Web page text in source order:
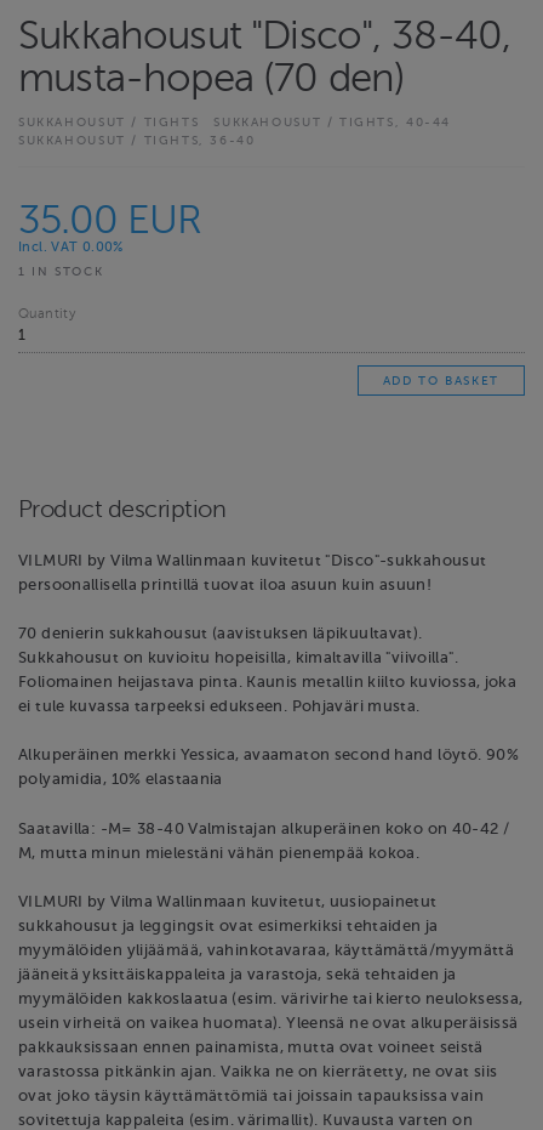
Sukkahousut "Disco", 38-40,
musta-hopea (70 den)
SUKKAHOUSUT / TIGHTS
SUKKAHOUSUT / TIGHTS, 40-44
SUKKAHOUSUT / TIGHTS, 36-40
35.00 EUR
Incl. VAT 0.00%
1 IN STOCK
Quantity
Product description
VILMURI by Vilma Wallinmaan kuvitetut "Disco"-sukkahousut
persoonallisella printillä tuovat iloa asuun kuin asuun!
70 denierin sukkahousut (aavistuksen läpikuultavat).
Sukkahousut on kuvioitu hopeisilla, kimaltavilla "viivoilla".
Foliomainen heijastava pinta. Kaunis metallin kiilto kuviossa, joka
ei tule kuvassa tarpeeksi edukseen. Pohjaväri musta.
Alkuperäinen merkki Yessica, avaamaton second hand löytö. 90%
polyamidia, 10% elastaania
Saatavilla: -M= 38-40 Valmistajan alkuperäinen koko on 40-42 /
M, mutta minun mielestäni vähän pienempää kokoa.
VILMURI by Vilma Wallinmaan kuvitetut, uusiopainetut
sukkahousut ja leggingsit ovat esimerkiksi tehtaiden ja
myymälöiden ylijäämää, vahinkotavaraa, käyttämättä/myymättä
jääneitä yksittäiskappaleita ja varastoja, sekä tehtaiden ja
myymälöiden kakkoslaatua (esim. värivirhe tai kierto neuloksessa,
usein virheitä on vaikea huomata). Yleensä ne ovat alkuperäisissä
pakkauksissaan ennen painamista, mutta ovat voineet seistä
varastossa pitkänkin ajan. Vaikka ne on kierrätetty, ne ovat siis
ovat joko täysin käyttämättömiä tai joissain tapauksissa vain
sovitettuja kappaleita (esim. värimallit). Kuvausta varten on